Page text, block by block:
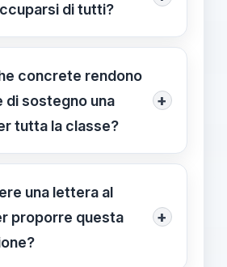
di tutti?
di sostegno deve
per tutta la
per l’alunno con
in modo
concrete rendono
di sostegno una
tutta la classe?
+
l’orario per includere
e momenti di
utilizzare la co-
accessibili;
una lettera al
proporre questa
+